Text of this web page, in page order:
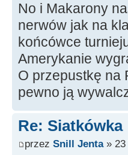
No i Makarony
nerwów jak na
końcówce
Amerykanie
O przepustkę na
pewno ją
Re: Siatkówka
przez Snill Jenta» 23